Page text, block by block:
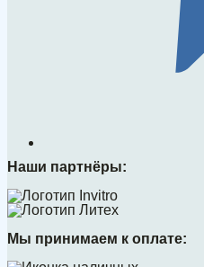
Наши партнёры:
Мы принимаем к оплате: